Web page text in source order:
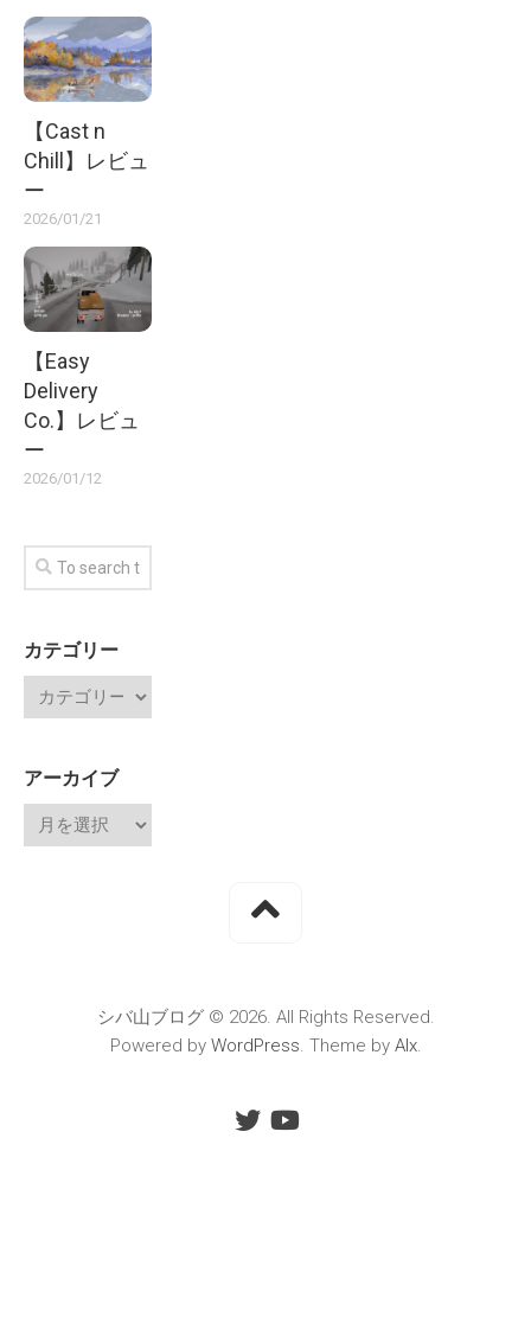
【Cast n
Chill】レビュ
ー
2026/01/21
【Easy
Delivery
Co.】レビュ
ー
2026/01/12
カテゴリー
アーカイブ
シバ山ブログ © 2026. All Rights Reserved.
Powered by WordPress. Theme by Alx.